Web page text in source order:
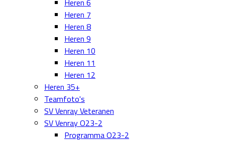
Heren 6
Heren 7
Heren 8
Heren 9
Heren 10
Heren 11
Heren 12
Heren 35+
Teamfoto's
SV Venray Veteranen
SV Venray O23-2
Programma O23-2